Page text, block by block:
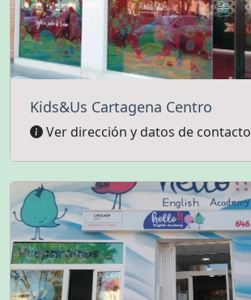
Kids&Us Cartagena Centro
Ver dirección y datos de contacto